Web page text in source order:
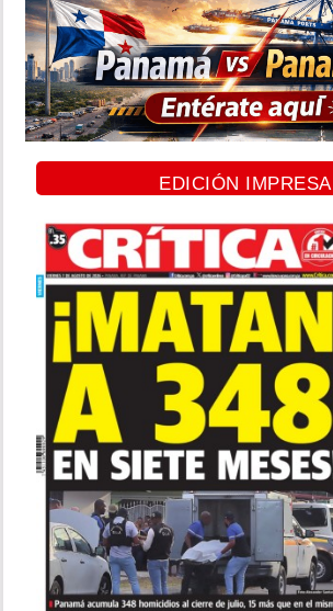
EDICIÓN IMPRESA